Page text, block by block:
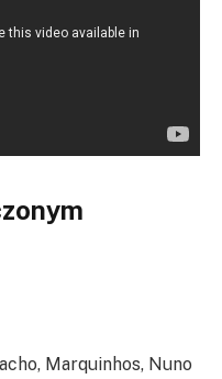
Marquinhos, Nuno